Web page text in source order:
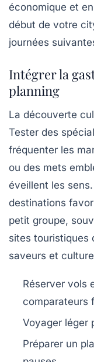
économique et
début de votre
journées
Intégrer la
planning
La découverte
Tester des
fréquenter les
ou des mets
éveillent les
destinations
petit groupe,
sites touristiques
saveurs et
Réserver vols
comparateurs
Voyager léger
Préparer un